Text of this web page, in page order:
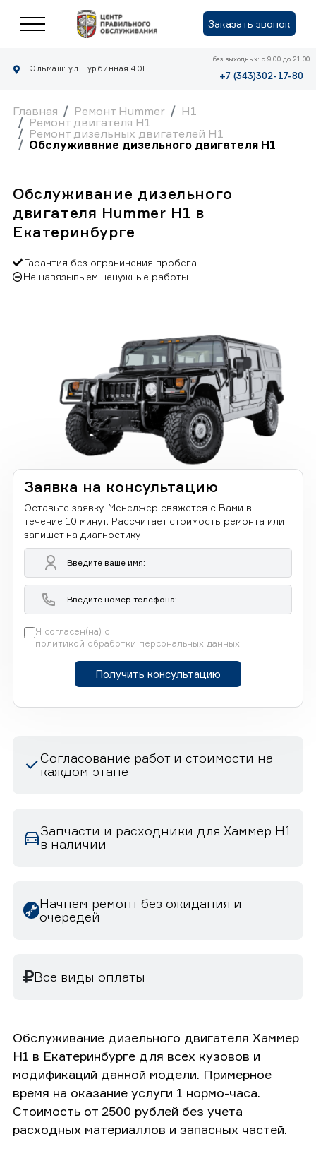
Заказать звонок
Эльмаш: ул. Турбинная 40Г
без выходных: с 9.00 до 21.00
+7 (343)302-17-80
Главная Ремонт Hummer
H1
Ремонт двигателя H1
Ремонт дизельных двигателей H1
Обслуживание дизельного двигателя H1
Обслуживание дизельного
двигателя Hummer H1 в
Екатеринбурге
Гарантия без ограничения пробега
Не навязывыем ненужные работы
Заявка на консультацию
Оставьте заявку. Менеджер свяжется с Вами в
течение 10 минут. Рассчитает стоимость ремонта или
запишет на диагностику
Я согласен(на) с
политикой обработки персональных данных
Получить консультацию
Согласование работ и стоимости на
каждом этапе
Запчасти и расходники для Хаммер H1
в наличии
Начнем ремонт без ожидания и
очередей
Все виды оплаты
Обслуживание дизельного двигателя Хаммер
H1 в Екатеринбурге для всех кузовов и
модификаций данной модели. Примерное
время на оказание услуги 1 нормо-часа.
Стоимость от 2500 рублей без учета
расходных материаллов и запасных частей.